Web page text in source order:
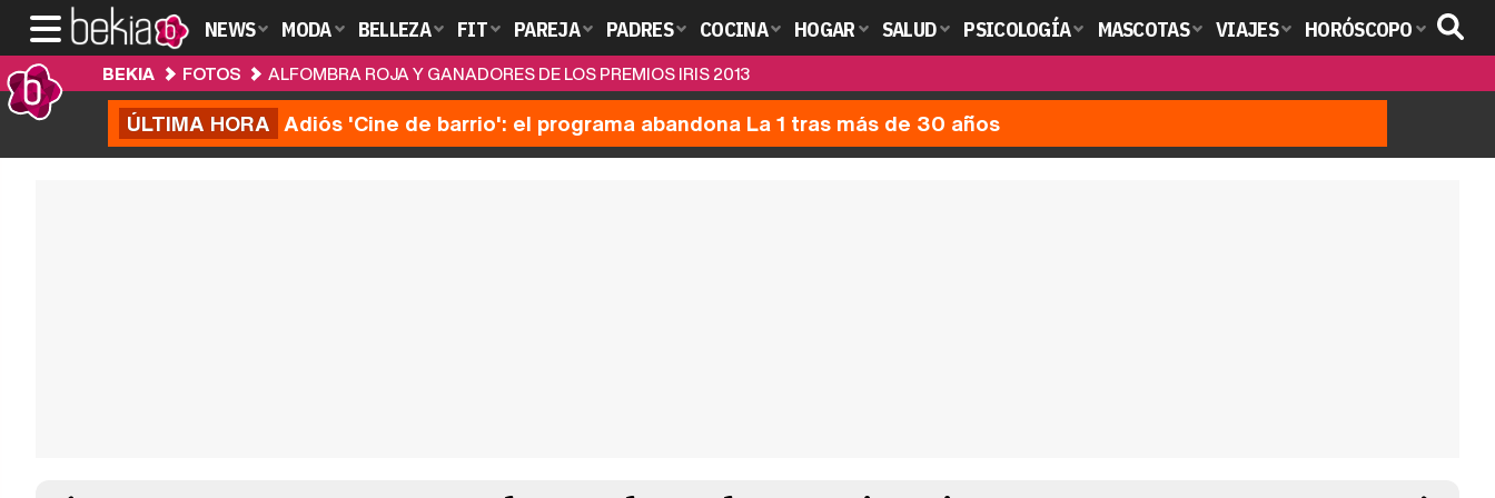
NEWS MODA BELLEZA FIT PAREJA PADRES COCINA HOGAR SALUD PSICOLOGÍA MASCOTAS VIAJES HORÓSCOPO
BEKIA FOTOS ALFOMBRA ROJA Y GANADORES DE LOS PREMIOS IRIS 2013
ÚLTIMA HORA Adiós 'Cine de barrio': el programa abandona La 1 tras más de 30 años